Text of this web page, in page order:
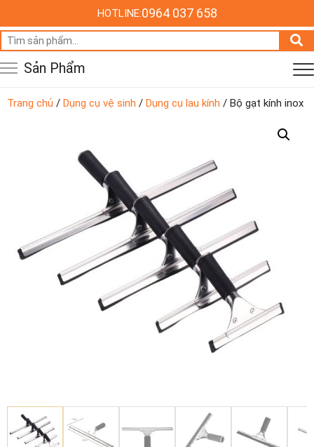
HOTLINE:0964 037 658
Tìm
kiếm:
Sản Phẩm
Trang chủ / Dụng cụ vệ sinh / Dụng cụ lau kính / Bộ gạt kính inox